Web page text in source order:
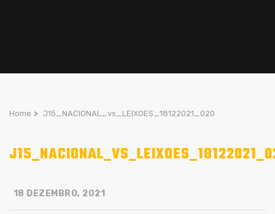
Home > J15_NACIONAL_vs_LEIXOES_18122021_020
18 DEZEMBRO, 2021